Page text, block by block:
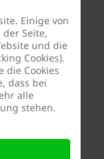
diese auch
anstatt sich
wurde zu
Auftrag des
und
mit
und
Einige von
Seite,
und die
Cookies).
die Cookies
dass bei
alle
stehen.